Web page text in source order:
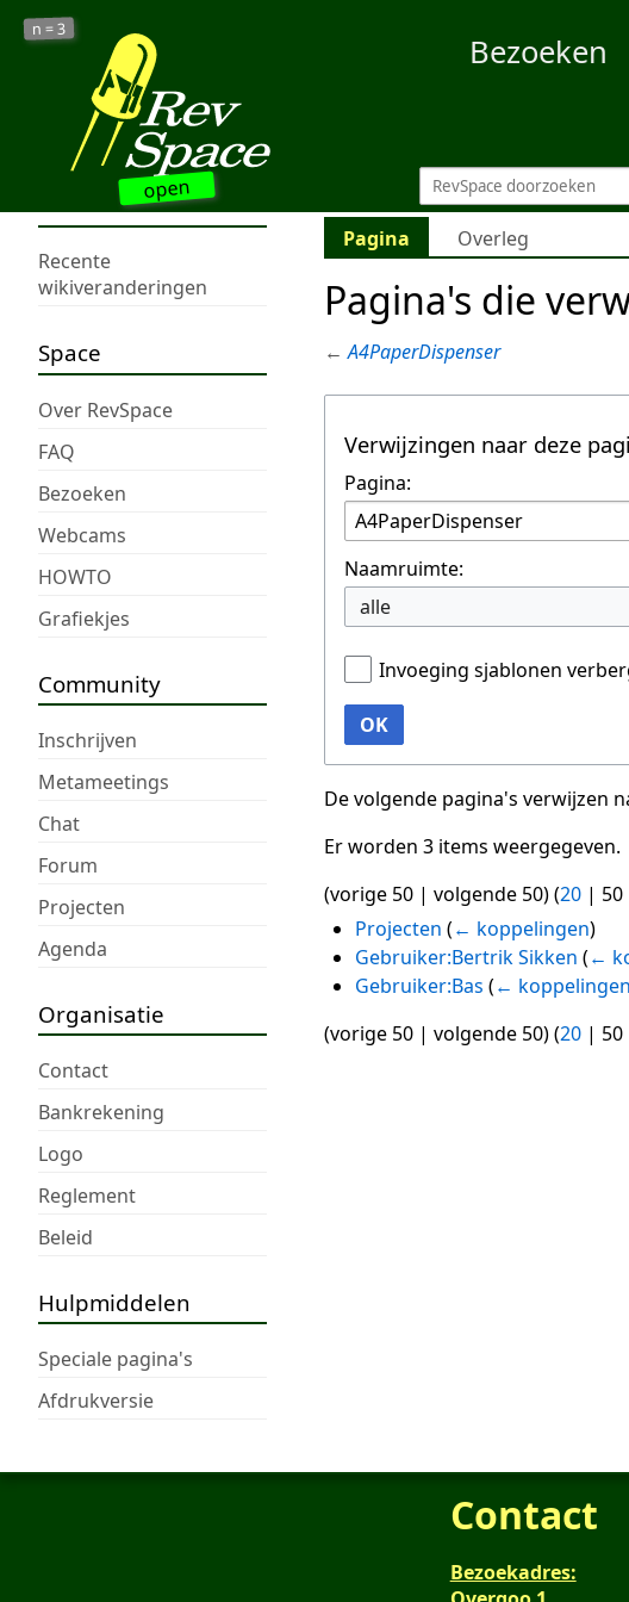
open
n =3
Bezoeken
Recente
wikiveranderingen
Space
Over RevSpace
FAQ
Bezoeken
Webcams
HOWTO
Grafiekjes
Community
Inschrijven
Metameetings
Chat
Forum
Projecten
Agenda
Organisatie
Contact
Bankrekening
Logo
Reglement
Beleid
Hulpmiddelen
Speciale pagina's
Afdrukversie
Pagina Overleg
Pagina's die
←A4PaperDispenser
Verwijzingen naar deze
Pagina:
Naamruimte:
alle
Invoeging sjablonen
OK
De volgende pagina's verwijzen
Er worden 3 items weergegeven.
(vorige 50 | volgende 50) (20 | 50
Projecten (← koppelingen)
Gebruiker:Bertrik Sikken (←
Gebruiker:Bas (← koppelingen
(vorige 50 | volgende 50) (20 | 50
Contact
Bezoekadres: